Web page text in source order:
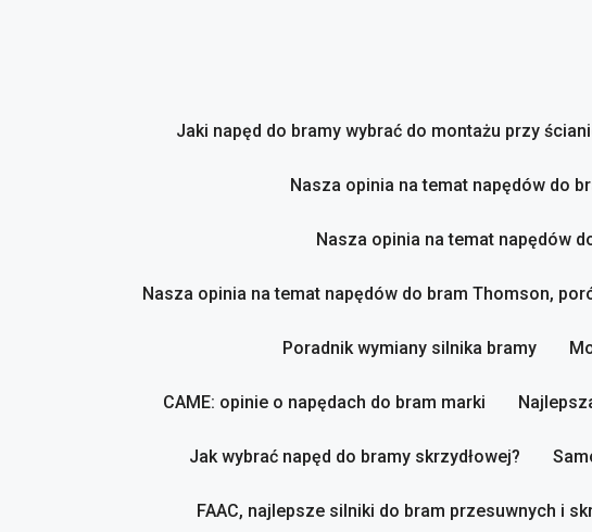
Jaki napęd do bramy wybrać do montażu przy
Nasza opinia na temat napędów do
Nasza opinia na temat napędów
Nasza opinia na temat napędów do bram Thomson,
Poradnik wymiany silnika bramy
CAME: opinie o napędach do bram marki
Jak wybrać napęd do bramy skrzydłowej?
FAAC, najlepsze silniki do bram przesuwnych i